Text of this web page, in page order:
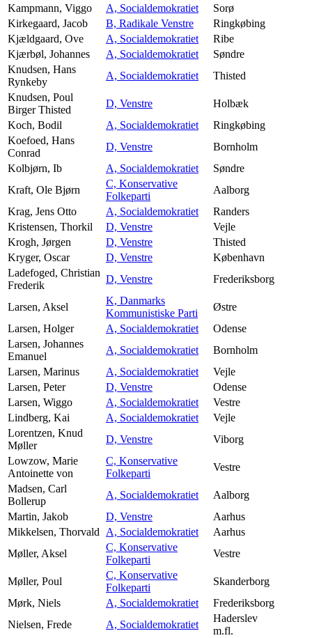
Kampmann, Viggo
A, Socialdemokratiet
Sorø
Kirkegaard, Jacob
B, Radikale Venstre
Ringkøbing
Kjældgaard, Ove
A, Socialdemokratiet
Ribe
Kjærbøl, Johannes
A, Socialdemokratiet
Søndre
Knudsen, Hans
Rynkeby
A, Socialdemokratiet
Thisted
Knudsen, Poul
Birger Thisted
D, Venstre
Holbæk
Koch, Bodil
A, Socialdemokratiet
Ringkøbing
Koefoed, Hans
Conrad
D, Venstre
Bornholm
Kolbjørn, Ib
A, Socialdemokratiet
Søndre
Kraft, Ole Bjørn
C, Konservative
Folkeparti
Aalborg
Krag, Jens Otto
A, Socialdemokratiet
Randers
Kristensen, Thorkil
D, Venstre
Vejle
Krogh, Jørgen
D, Venstre
Thisted
Kryger, Oscar
D, Venstre
København
Ladefoged, Christian
Frederik
D, Venstre Frederiksborg
Larsen, Aksel
K, Danmarks
Kommunistiske Parti
Østre
Larsen, Holger
A, Socialdemokratiet
Odense
Larsen, Johannes
Emanuel
A, Socialdemokratiet
Bornholm
Larsen, Marinus
A, Socialdemokratiet
Vejle
Larsen, Peter
D, Venstre
Odense
Larsen, Wiggo
A, Socialdemokratiet
Vestre
Lindberg, Kai
A, Socialdemokratiet
Vejle
Lorentzen, Knud
Møller
D, Venstre
Viborg
Lowzow, Marie
Antoinette von
C, Konservative
Folkeparti
Vestre
Madsen, Carl
Bollerup
A, Socialdemokratiet
Aalborg
Martin, Jakob
D, Venstre
Aarhus
Mikkelsen, Thorvald
A, Socialdemokratiet
Aarhus
Møller, Aksel
C, Konservative
Folkeparti
Vestre
Møller, Poul
C, Konservative
Folkeparti
Skanderborg
Mørk, Niels
A, Socialdemokratiet
Frederiksborg
Nielsen, Frede
A, Socialdemokratiet
Haderslev
m.fl.